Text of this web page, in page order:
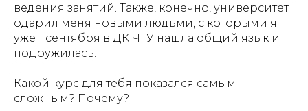
ведения занятий. Также, конечно, университет
одарил меня новыми людьми, с которыми я
уже 1 сентября в ДК ЧГУ нашла общий язык и
подружилась.
Какой курс для тебя показался самым
сложным? Почему?